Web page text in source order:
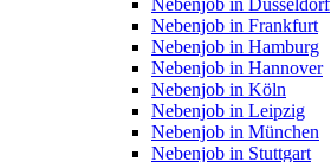
Nebenjob in Düsseldorf
Nebenjob in Frankfurt
Nebenjob in Hamburg
Nebenjob in Hannover
Nebenjob in Köln
Nebenjob in Leipzig
Nebenjob in München
Nebenjob in Stuttgart